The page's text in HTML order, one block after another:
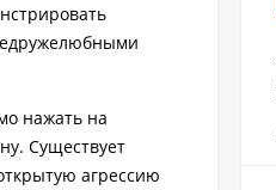
нажать на
Существует
агрессию